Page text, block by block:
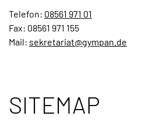
Telefon: 08561 971 01
Fax: 08561 971 155
Mail: sekretariat@gympan.de
SITEMAP